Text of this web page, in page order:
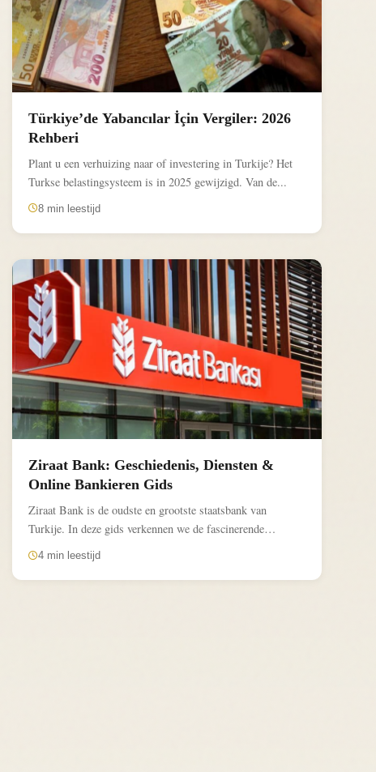
Türkiye’de Yabancılar İçin Vergiler: 2026
Rehberi
Plant u een verhuizing naar of investering in Turkije? Het
Turkse belastingsysteem is in 2025 gewijzigd. Van de...
8 min leestijd
Ziraat Bank: Geschiedenis, Diensten &
Online Bankieren Gids
Ziraat Bank is de oudste en grootste staatsbank van
Turkije. In deze gids verkennen we de fascinerende
geschiedenis...
4 min leestijd